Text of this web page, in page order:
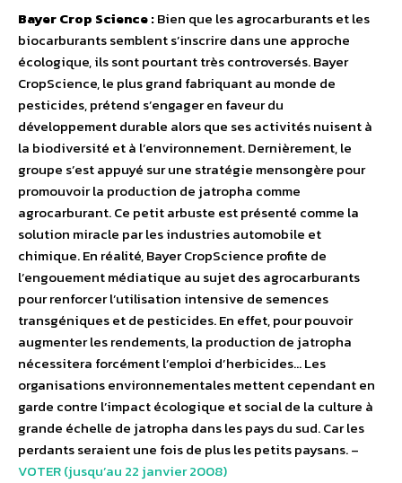
Bayer Crop Science :Bien que les agrocarburants et les
biocarburants semblent s’inscrire dans une approche
écologique, ils sont pourtant très controversés. Bayer
CropScience, le plus grand fabriquant au monde de
pesticides, prétend s’engager en faveur du
développement durable alors que ses activités nuisent à
la biodiversité et à l’environnement. Dernièrement, le
groupe s’est appuyé sur une stratégie mensongère pour
promouvoir la production de jatropha comme
agrocarburant. Ce petit arbuste est présenté comme la
solution miracle par les industries automobile et
chimique. En réalité, Bayer CropScience profite de
l’engouement médiatique au sujet des agrocarburants
pour renforcer l’utilisation intensive de semences
transgéniques et de pesticides. En effet, pour pouvoir
augmenter les rendements, la production de jatropha
nécessitera forcément l’emploi d’herbicides… Les
organisations environnementales mettent cependant en
garde contre l’impact écologique et social de la culture à
grande échelle de jatropha dans les pays du sud. Car les
perdants seraient une fois de plus les petits paysans. –
VOTER (jusqu’au 22 janvier 2008)